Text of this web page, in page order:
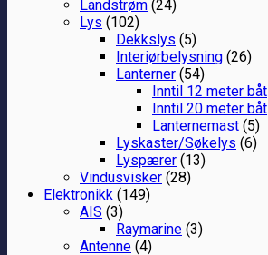
Landstrøm (24)
Lys (102)
Dekkslys (5)
Interiørbelysning (26)
Lanterner (54)
Inntil 12 meter båt
Inntil 20 meter båt
Lanternemast (5)
Lyskaster/Søkelys (6)
Lyspærer (13)
Vindusvisker (28)
Elektronikk (149)
AIS (3)
Raymarine (3)
Antenne (4)